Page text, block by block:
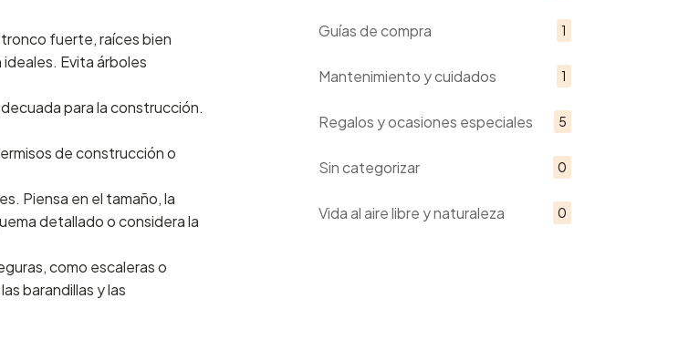
fuerte, raíces bien
Evita árboles
para la construcción.
de construcción o
Piensa en el tamaño, la
detallado o considera la
como escaleras o
barandillas y las
Guías de compra 1
Mantenimiento y cuidados 1
Regalos y ocasiones especiales 5
Sin categorizar 0
Vida al aire libre y naturaleza 0